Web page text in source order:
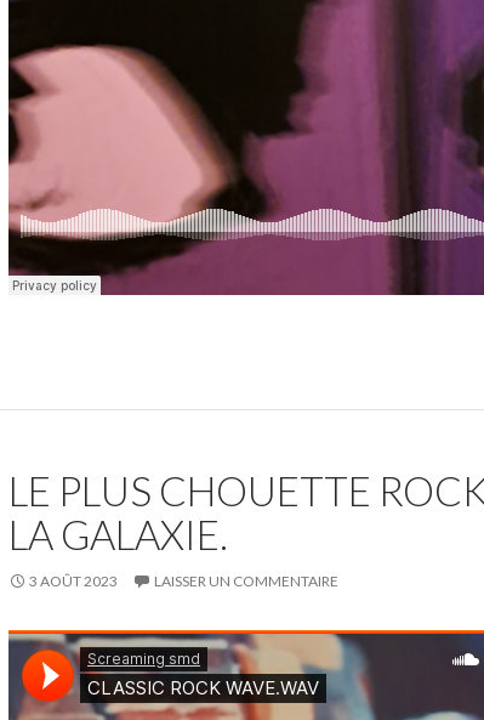
LE PLUS CHOUETTE
LA GALAXIE.
3 AOÛT 2023 LAISSER UN COMMENTAIRE